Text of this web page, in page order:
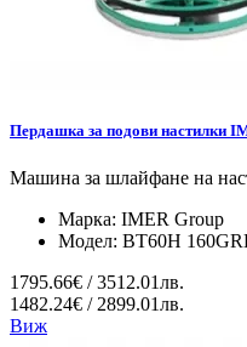
Пердашка за подови настилки
Машина за шлайфане на
Марка: IMER Group
Модел: BT60H
1795.66€ / 3512.01лв.
1482.24€ / 2899.01лв.
Виж